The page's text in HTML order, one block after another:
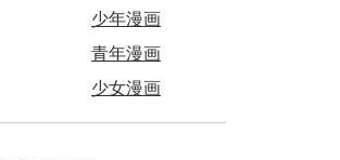
少年漫画
青年漫画
少女漫画